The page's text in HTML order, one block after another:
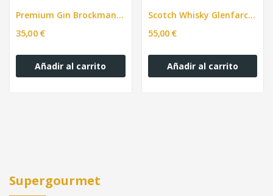
Premium Gin Brockmans 70cl
35,00 €
Añadir al carrito
Scotch Whisky Glenfarclas de 2011 700ml
55,00 €
Añadir al carrito
Supergourmet